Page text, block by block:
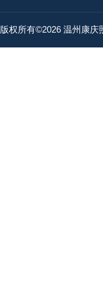
版权所有©2026 温州康